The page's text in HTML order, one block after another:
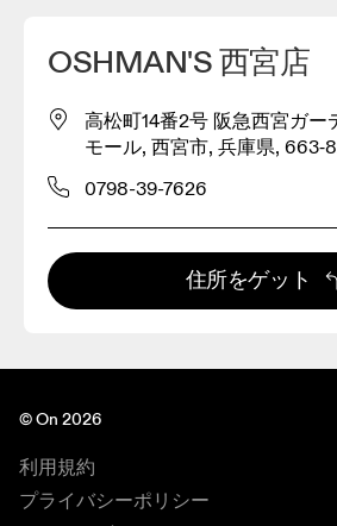
OSHMAN'S 西宮店
高松町14番2号 阪急西宮ガー
モール, 西宮市, 兵庫県,
0798-39-7626
住所をゲット
© On 2026
利用規約
プライバシーポリシー